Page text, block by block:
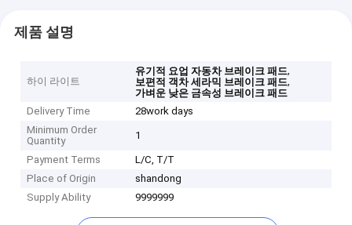
제품 설명
하이 라이트
유기적 요업 자동차 브레이크 패드,
보편적 객차 세라믹 브레이크 패드,
가벼운 낮은 금속성 브레이크 패드
Delivery Time
28work days
Minimum Order
Quantity
1
Payment Terms
L/C, T/T
Place of Origin
shandong
Supply Ability
9999999